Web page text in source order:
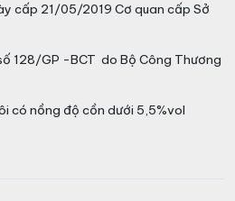
cấp 21/05/2019 Cơ quan cấp Sở
128/GP -BCT do Bộ Công Thương
có nồng độ cồn dưới 5,5%vol